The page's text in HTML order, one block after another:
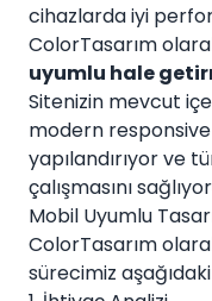
cihazlarda iyi
ColorTasarım
uyumlu hale
Sitenizin mevcut
modern
yapılandırıyor ve
çalışmasını
Mobil Uyumlu
ColorTasarım
sürecimiz